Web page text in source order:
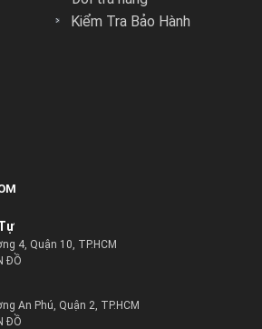
Kiểm Tra Bảo Hành
4, Quận 10, TP.HCM
ĐỒ
An Phú, Quận 2, TP.HCM
ĐỒ